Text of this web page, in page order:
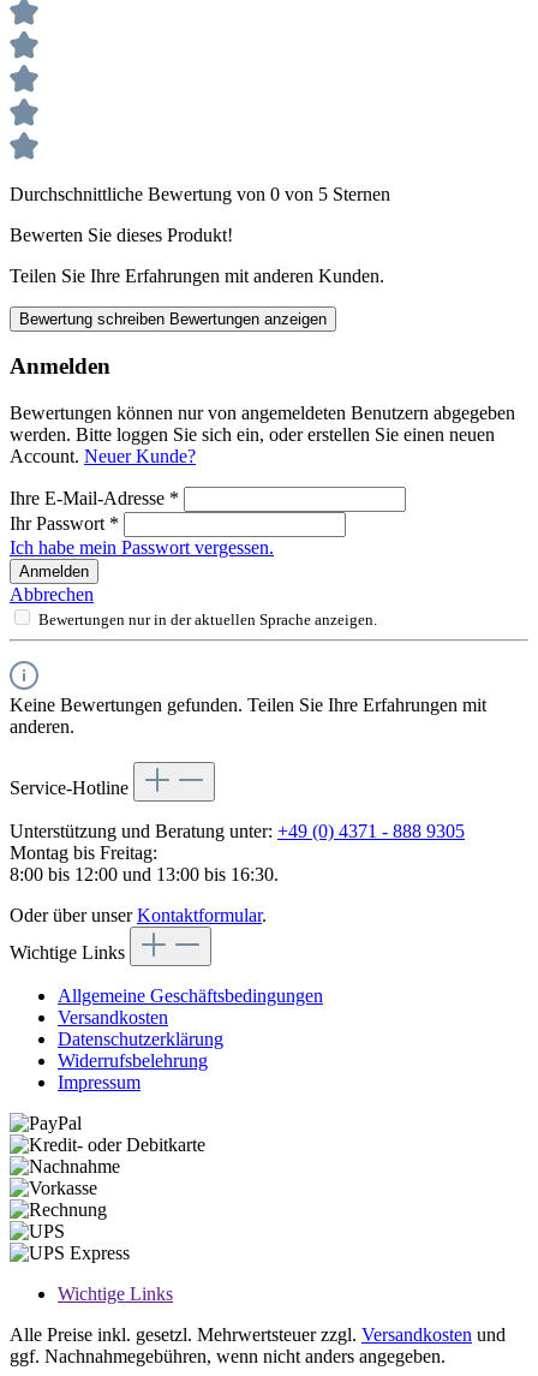
Durchschnittliche Bewertung von 0 von 5 Sternen
Bewerten Sie dieses Produkt!
Teilen Sie Ihre Erfahrungen mit anderen Kunden.
Bewertung schreiben Bewertungen anzeigen
Anmelden
Bewertungen können nur von angemeldeten Benutzern abgegeben
werden. Bitte loggen Sie sich ein, oder erstellen Sie einen neuen
Account. Neuer Kunde?
Ihre E-Mail-Adresse *
Ihr Passwort *
Ich habe mein Passwort vergessen.
Anmelden
Abbrechen
Bewertungen nur in der aktuellen Sprache anzeigen.
Keine Bewertungen gefunden. Teilen Sie Ihre Erfahrungen mit
anderen.
Service-Hotline
Unterstützung und Beratung unter: +49 (0) 4371 - 888 9305
Montag bis Freitag:
8:00 bis 12:00 und 13:00 bis 16:30.
Oder über unserKontaktformular.
Wichtige Links
Allgemeine Geschäftsbedingungen
Versandkosten
Datenschutzerklärung
Widerrufsbelehrung
Impressum
Wichtige Links
Alle Preise inkl. gesetzl. Mehrwertsteuer zzgl. Versandkosten und
ggf. Nachnahmegebühren, wenn nicht anders angegeben.